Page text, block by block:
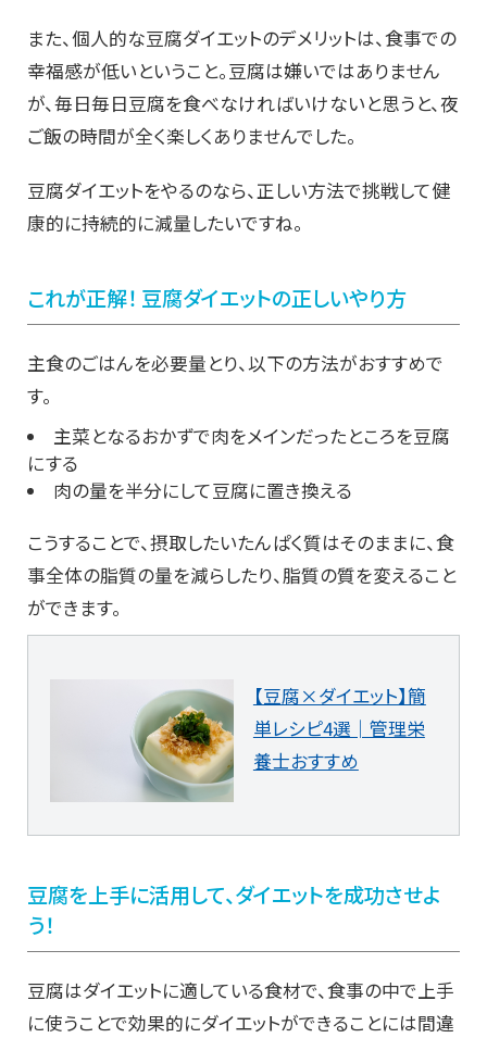
また、個人的な豆腐ダイエットのデメリットは、食事での
幸福感が低いということ。豆腐は嫌いではありません
が、毎日毎日豆腐を食べなければいけないと思うと、夜
ご飯の時間が全く楽しくありませんでした。
豆腐ダイエットをやるのなら、正しい方法で挑戦して健
康的に持続的に減量したいですね。
これが正解！ 豆腐ダイエットの正しいやり方
主食のごはんを必要量とり、以下の方法がおすすめで
す。
主菜となるおかずで肉をメインだったところを豆腐
にする
肉の量を半分にして豆腐に置き換える
こうすることで、摂取したいたんぱく質はそのままに、食
事全体の脂質の量を減らしたり、脂質の質を変えること
ができます。
【豆腐×ダイエット】簡
単レシピ4選│管理栄
養士おすすめ
豆腐を上手に活用して、ダイエットを成功させよ
う！
豆腐はダイエットに適している食材で、食事の中で上手
に使うことで効果的にダイエットができることには間違